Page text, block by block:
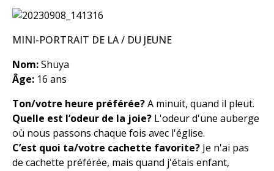
MINI-PORTRAIT DE LA / DU JEUNE
Nom:Shuya
Âge: 16 ans
Ton/votre heure préférée?A minuit, quand il pleut.
Quelle est l’odeur de la joie? L'odeur d'une auberge
où nous passons chaque fois avec l'église.
C’est quoi ta/votre cachette favorite? Je n'ai pas
de cachette préférée, mais quand j'étais enfant,